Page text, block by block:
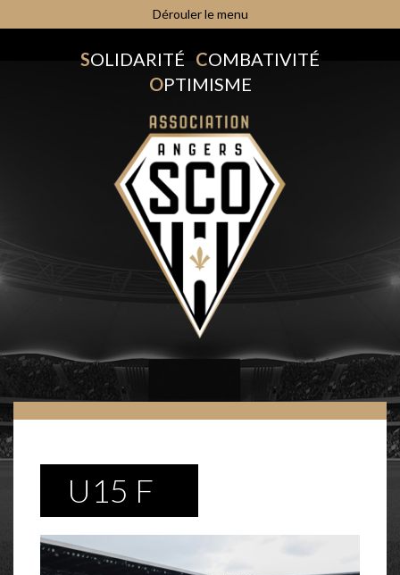
Dérouler le menu
SOLIDARITÉ COMBATIVITÉ
OPTIMISME
U15 F